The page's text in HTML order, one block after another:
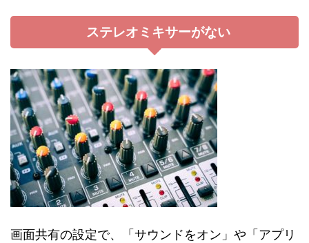
ステレオミキサーがない
画面共有の設定で、「サウンドをオン」や「アプリ